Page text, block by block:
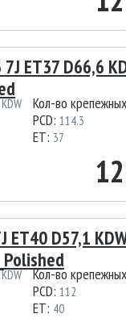
ET37 D66,6
KDW
Кол-во
PCD: 114.3
ET: 37
ET40 D57,1
KDW
Кол-во
PCD: 112
ET: 40